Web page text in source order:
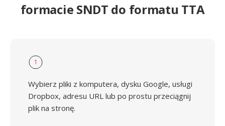
formacie SNDT do formatu TTA
1
Wybierz pliki z komputera, dysku Google, usługi
Dropbox, adresu URL lub po prostu przeciągnij
plik na stronę.